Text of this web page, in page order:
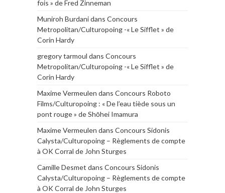
fois » de Fred Zinneman
Muniroh Burdanidans Concours
Metropolitan/Culturopoing -« Le Sifflet » de
Corin Hardy
gregory tarmoul dans Concours
Metropolitan/Culturopoing -« Le Sifflet » de
Corin Hardy
Maxime Vermeulen dans Concours Roboto
Films/Culturopoing : « De l’eau tiède sous un
pont rouge » de Shōhei Imamura
Maxime Vermeulen dans Concours Sidonis
Calysta/Culturopoing – Règlements de compte
à OK Corral de John Sturges
Camille Desmet dans Concours Sidonis
Calysta/Culturopoing – Règlements de compte
à OK Corral de John Sturges